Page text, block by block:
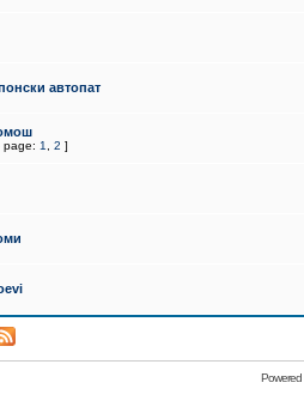
автопат
page: 1 2 ]